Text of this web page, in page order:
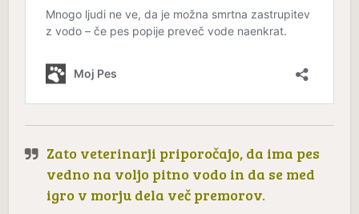
Zato veterinarji priporočajo, da ima pes
vedno na voljo pitno vodo in da se med
igro v morju dela več premorov.